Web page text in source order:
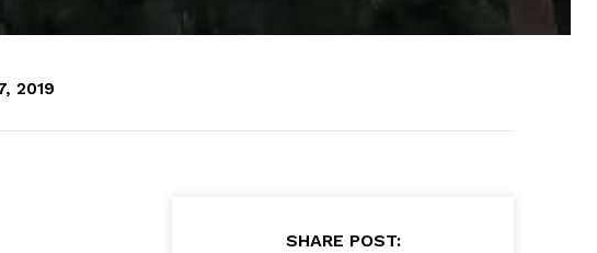
2019
SHARE POST: